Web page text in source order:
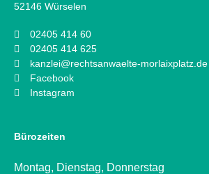
52146 Würselen
02405 414 60
02405 414 625
kanzlei@rechtsanwaelte-morlaixplatz.de
Facebook
Instagram
Bürozeiten
Montag, Dienstag, Donnerstag